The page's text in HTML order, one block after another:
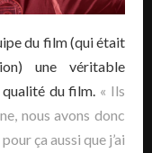
du film (qui était
une véritable
du film. « Ils
nous avons donc
ça aussi que j’ai